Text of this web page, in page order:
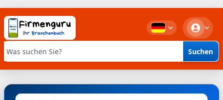
Stichwortsuche Suchen